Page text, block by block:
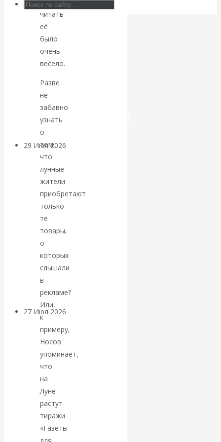
Искусственный
интеллект —
революционный
переход к
посткапитализму
29 Июл 2026
финансовая олигархия
Валентин
Катасонов.
«Мировые
ростовщики»:
вчера и сегодня
27 Июл 2026
Валентин
КАтасонов.
«МЕТОД
ОТМЫВАНИЯ
читать
её
было
очень
весело.
Разве
не
забавно
узнать
о
том,
что
лунные
жители
приобретают
только
те
товары,
о
которых
слышали
в
рекламе?
Или,
к
примеру,
Носов
упоминает,
что
на
Луне
растут
тиражи
«Газеты